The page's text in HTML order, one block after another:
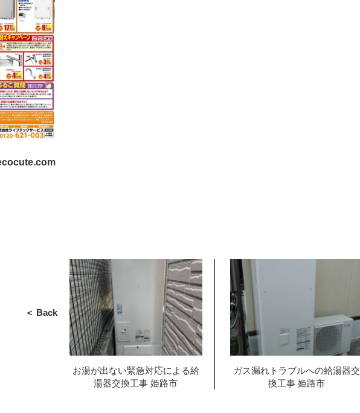
＜ Back
お湯が出ない緊急対応による給
湯器交換工事 姫路市
ガス漏れトラブルへの給湯器交
換工事 姫路市